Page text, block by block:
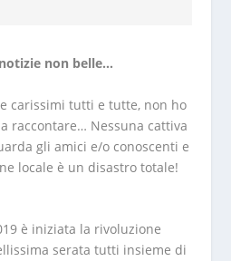
non belle…
carissimi tutti e tutte, non ho
raccontare… Nessuna cattiva
gli amici e/o conoscenti e
locale è un disastro totale!
è iniziata la rivoluzione
serata tutti insieme di